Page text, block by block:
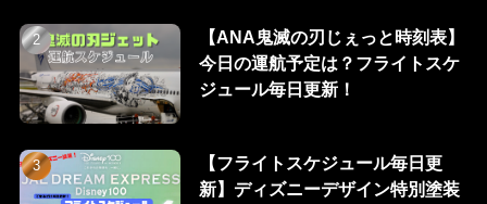
【ANA鬼滅の刃じぇっと時刻表】
今日の運航予定は？フライトスケ
ジュール毎日更新！
【フライトスケジュール毎日更
新】ディズニーデザイン特別塗装